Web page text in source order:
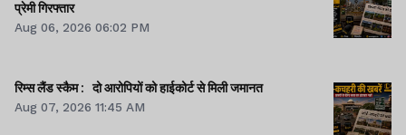
प्रेमी गिरफ्तार
Aug 06, 2026 06:02 PM
रिम्स लैंड स्कैम : दो आरोपियों को हाईकोर्ट से मिली जमानत
Aug 07, 2026 11:45 AM